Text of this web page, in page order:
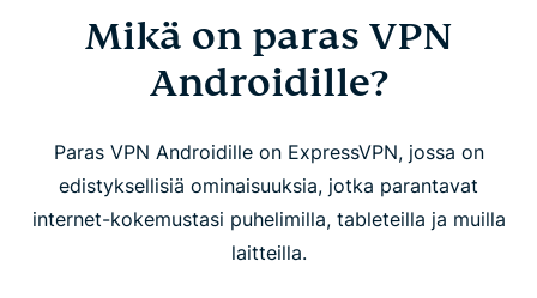
Mikä on paras VPN
Androidille?
Paras VPN Androidille on ExpressVPN, jossa on
edistyksellisiä ominaisuuksia, jotka parantavat
internet-kokemustasi puhelimilla, tableteilla ja muilla
laitteilla.